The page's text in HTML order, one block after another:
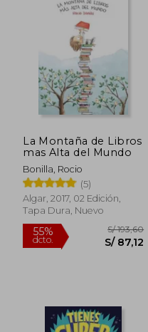
55%
dcto.
La Montaña de Libros
mas Alta del Mundo
Bonilla, Rocio
(5)
Algar, 2017, 02 Edición,
Tapa Dura, Nuevo